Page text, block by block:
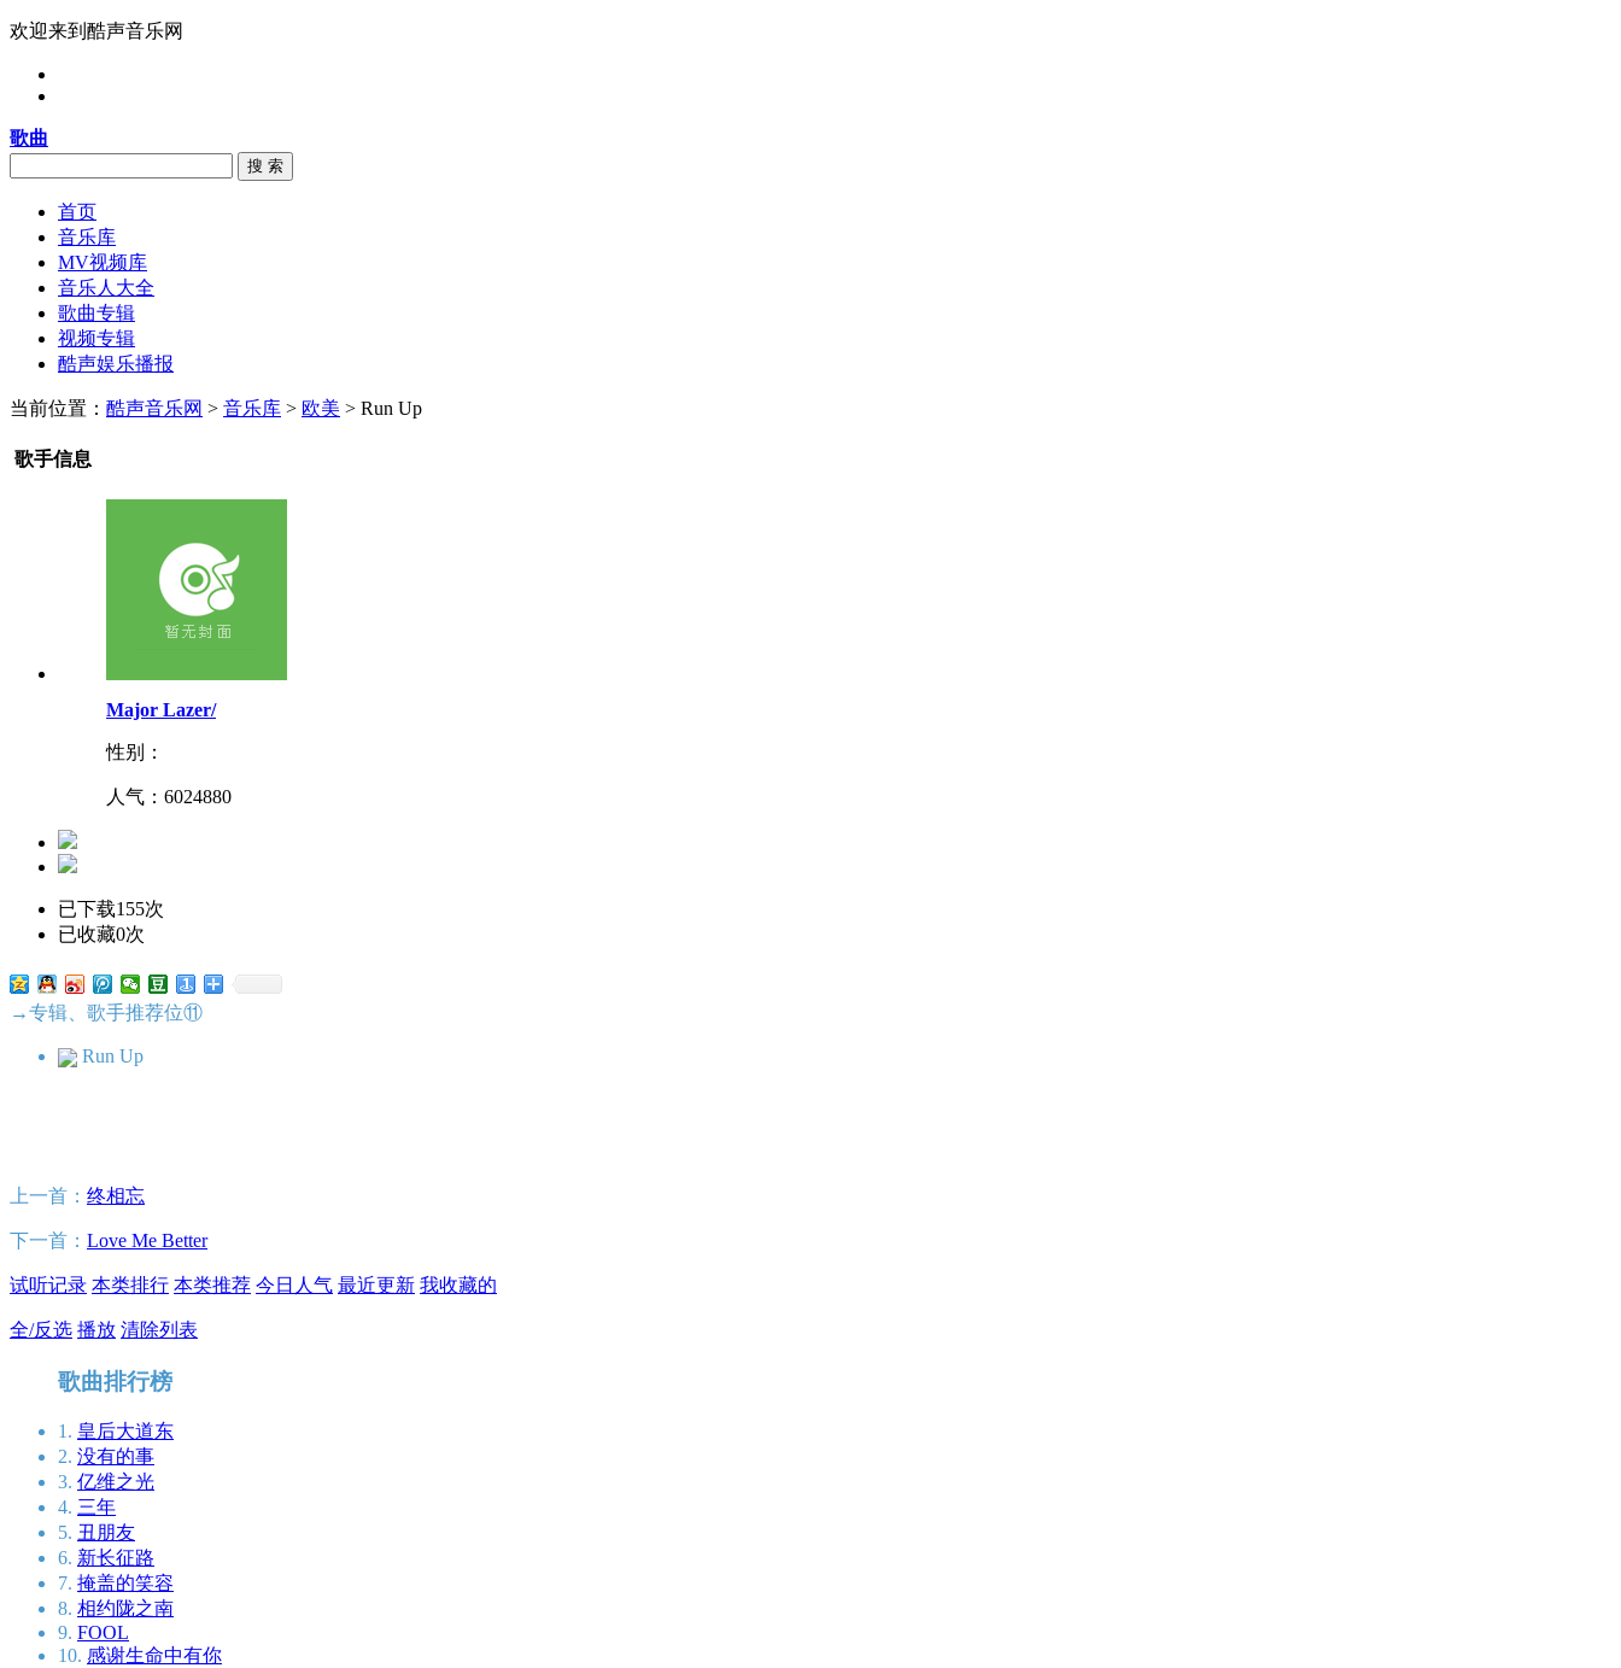
欢迎来到酷声音乐网
歌曲
搜 索
首页
音乐库
MV视频库
音乐人大全
歌曲专辑
视频专辑
酷声娱乐播报
当前位置： 酷声音乐网 > 音乐库 > 欧美 > Run Up
歌手信息
Major Lazer/
性别：
人气： 6024880
已下载155次
已收藏0次
→专辑、歌手推荐位⑪
Run Up
上一首： 终相忘
下一首： Love Me Better
试听记录 本类排行 本类推荐 今日人气 最近更新 我收藏的
全/反选 播放 清除列表
歌曲排行榜
1. 皇后大道东
2. 没有的事
3. 亿维之光
4. 三年
5. 丑朋友
6. 新长征路
7. 掩盖的笑容
8. 相约陇之南
9. FOOL
10. 感谢生命中有你